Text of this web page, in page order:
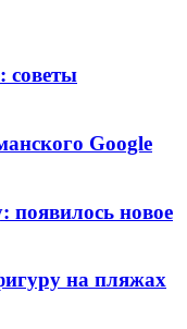
советы
Google
появилось новое
на пляжах